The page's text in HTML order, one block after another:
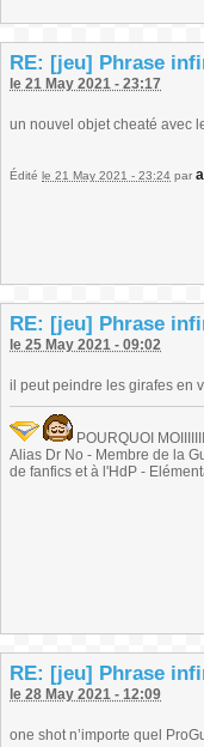
RE: [jeu] Phrase
le 21 May 2021 - 23:17
un nouvel objet cheaté avec
Édité le 21 May 2021 - 23:24 par
RE: [jeu] Phrase
le 25 May 2021 - 09:02
il peut peindre les girafes en
POURQUOI
Alias Dr No - Membre de la
de fanfics et à l'HdP -
RE: [jeu] Phrase
le 28 May 2021 - 12:09
one shot n’importe quel